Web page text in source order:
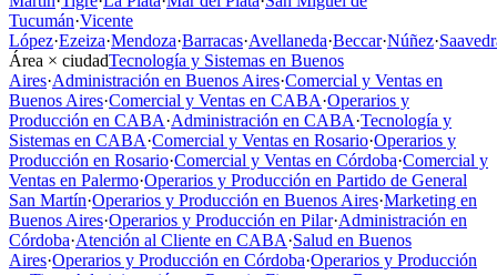
Tucumán·Vicente
López·Ezeiza·Mendoza·Barracas·Avellaneda·Beccar·Núñez·
Área × ciudadTecnología y Sistemas en Buenos
Aires·Administración en Buenos Aires·Comercial y Ventas en
Buenos Aires·Comercial y Ventas en CABA·Operarios y
Producción en CABA·Administración en CABA·Tecnología y
Sistemas en CABA·Comercial y Ventas en Rosario·Operarios y
Producción en Rosario·Comercial y Ventas en Córdoba·Comercial y
Ventas en Palermo·Operarios y Producción en Partido de General
San Martín·Operarios y Producción en Buenos Aires·Marketing en
Buenos Aires·Operarios y Producción en Pilar·Administración en
Córdoba·Atención al Cliente en CABA·Salud en Buenos
Aires·Operarios y Producción en Córdoba·Operarios y Producción